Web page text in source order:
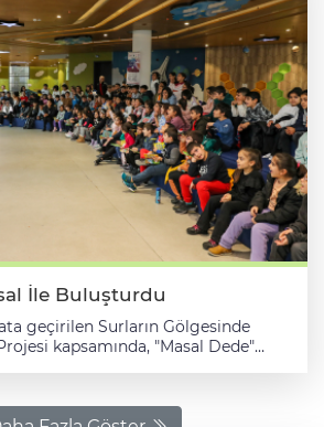
İle Buluşturdu
geçirilen Surların Gölgesinde
kapsamında, "Masal Dede"